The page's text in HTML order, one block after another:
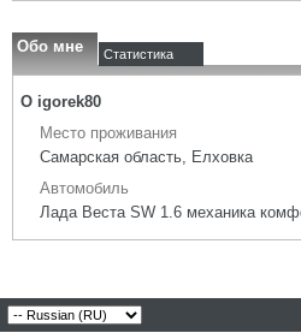
Обо мне Статистика
О igorek80
Место проживания
Самарская область, Елховка
Автомобиль
Лада Веста SW 1.6 механика